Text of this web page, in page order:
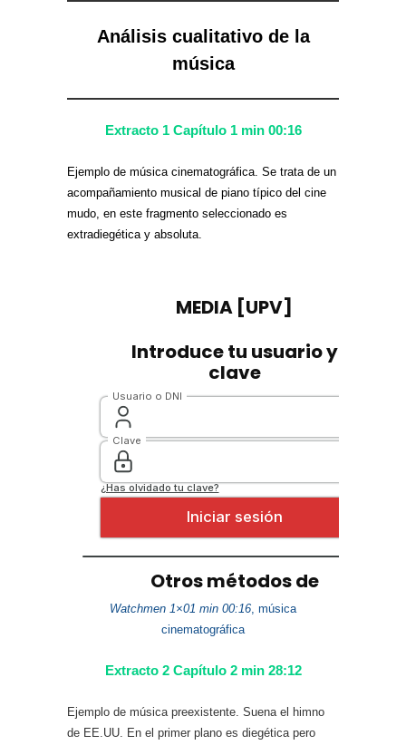
Análisis cualitativo de la
música
Extracto 1 Capítulo 1 min 00:16
Ejemplo de música cinematográfica. Se trata de un
acompañamiento musical de piano típico del cine
mudo, en este fragmento seleccionado es
extradiegética y absoluta.
Watchmen 1×01 min 00:16, música
cinematográfica
Extracto 2 Capítulo 2 min 28:12
Ejemplo de música preexistente. Suena el himno
de EE.UU. En el primer plano es diegética pero